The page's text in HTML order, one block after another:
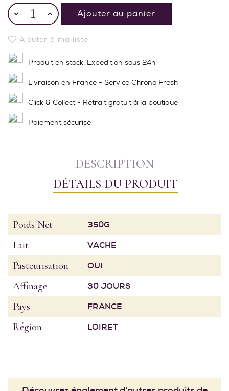
Ajouter au panier
Ajouter à ma liste
Produit en stock. Expédition sous 24h
Livraison en France - Service Chrono Fresh
Click & Collect - Retrait gratuit à la boutique
Paiement sécurisé
DESCRIPTION
DÉTAILS DU PRODUIT
Poids Net 350G
Lait VACHE
Pasteurisation OUI
Affinage 30 JOURS
Pays FRANCE
Région LOIRET